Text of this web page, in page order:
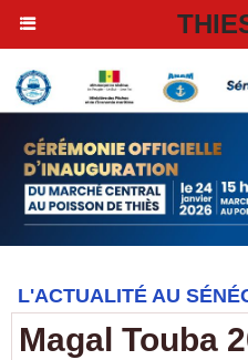
L'ACTUALITÉ AU
Magal Touba